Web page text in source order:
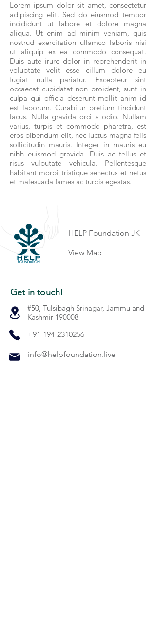
Lorem ipsum dolor sit amet, consectetur
adipiscing elit. Sed do eiusmod tempor
incididunt ut labore et dolore magna
aliqua. Ut enim ad minim veniam, quis
nostrud exercitation ullamco laboris nisi
ut aliquip ex ea commodo consequat.
Duis aute irure dolor in reprehenderit in
voluptate velit esse cillum dolore eu
fugiat nulla pariatur. Excepteur sint
occaecat cupidatat non proident, sunt in
culpa qui officia deserunt mollit anim id
est laborum. Curabitur pretium tincidunt
lacus. Nulla gravida orci a odio. Nullam
varius, turpis et commodo pharetra, est
eros bibendum elit, nec luctus magna felis
sollicitudin mauris. Integer in mauris eu
nibh euismod gravida. Duis ac tellus et
risus vulputate vehicula. Pellentesque
habitant morbi tristique senectus et netus
et malesuada fames ac turpis egestas.
HELP Foundation JK
View Map
Get in touch!
#50, Tulsibagh Srinagar, Jammu and
Kashmir 190008
+91-194-2310256
info@helpfoundation.live